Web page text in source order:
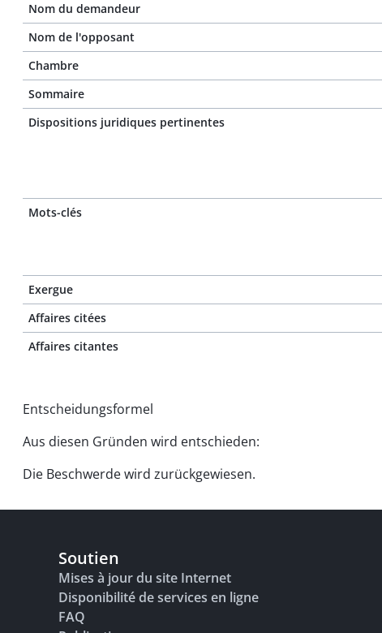
Nom du demandeur
Nom de l'opposant
Chambre
Sommaire
Dispositions juridiques pertinentes
Mots-clés
Exergue
Affaires citées
Affaires citantes
Entscheidungsformel
Aus diesen Gründen wird entschieden:
Die Beschwerde wird zurückgewiesen.
Soutien
Mises à jour du site Internet
Disponibilité de services en ligne
FAQ